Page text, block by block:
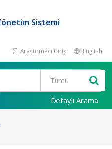
Sistemi
Araştırmacı Girişi English
Detaylı Arama